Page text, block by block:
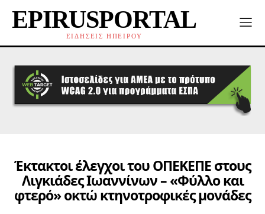
EPIRUSPORTAL
ΕΙΔΗΣΕΙΣ ΗΠΕΙΡΟΥ
Έκτακτοι έλεγχοι του ΟΠΕΚΕΠΕ στους
Λιγκιάδες Ιωαννίνων – «Φύλλο και
φτερό» οκτώ κτηνοτροφικές μονάδες